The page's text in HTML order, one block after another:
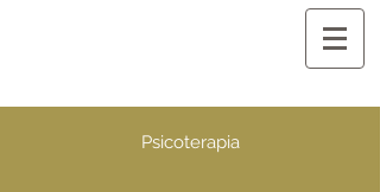
Psicoterapia